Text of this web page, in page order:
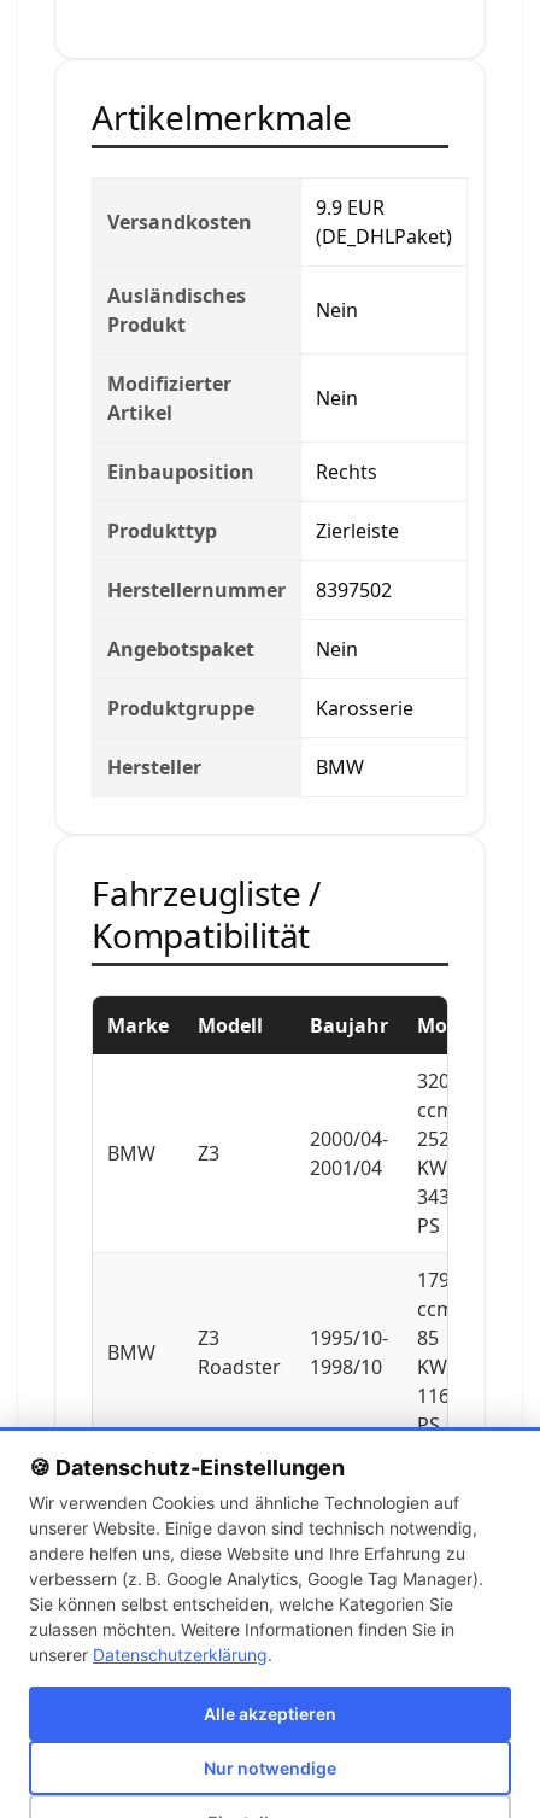
🍪 Datenschutz-Einstellungen
Wir verwenden Cookies und ähnliche Technologien auf
unserer Website. Einige davon sind technisch notwendig,
andere helfen uns, diese Website und Ihre Erfahrung zu
verbessern (z. B. Google Analytics, Google Tag Manager).
Sie können selbst entscheiden, welche Kategorien Sie
zulassen möchten. Weitere Informationen finden Sie in
unserer Datenschutzerklärung.
Alle akzeptieren
Nur notwendige
Artikelmerkmale
Versandkosten
9.9 EUR
(DE_DHLPaket)
Ausländisches
Produkt
Nein
Modifizierter
Artikel
Nein
Einbauposition Rechts
Produkttyp Zierleiste
Herstellernummer 8397502
Angebotspaket Nein
Produktgruppe Karosserie
Hersteller BMW
Fahrzeugliste /
Kompatibilität
Marke Modell Baujahr Motor
BMW Z3
2000/04-
2001/04
3201
ccm,
252
KW,
343
PS
BMW
Z3
Roadster
1995/10-
1998/10
1796
ccm,
85
KW,
116
PS
BMW
Z3
Roadster
1998/07-
2003/01
ccm,
87
KW,
118
PS
BMW
Roadster
2003/01
116
Über unsKontaktVersandImpressumAGBWiderruf